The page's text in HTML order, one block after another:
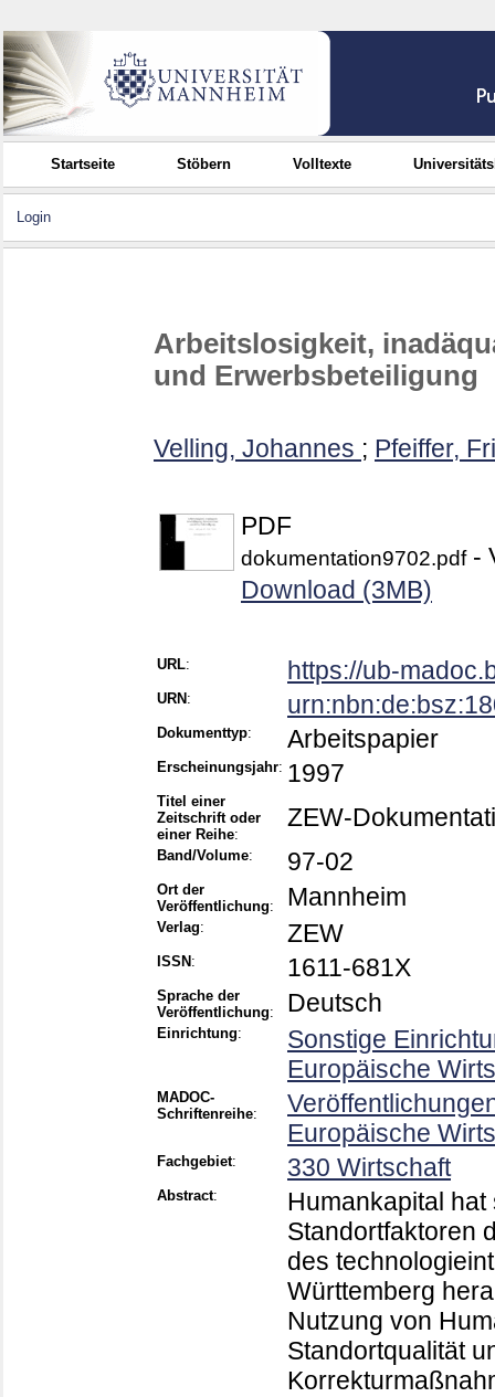
Startseite Stöbern Volltexte
Login
Arbeitslosigkeit,
und Erwerbsbeteiligung
Velling, Johannes ; Pfeiffer,
PDF
dokumentation9702.pdf-
Download (3MB)
URL: https://ub-
URN :
Dokumenttyp: Arbeitspapier
Erscheinungsjahr: 1997
Titel einer
Zeitschrift oder
einer Reihe:
ZEW-
Band/Volume: 97-02
Ort der
Veröffentlichung: Mannheim
Verlag: ZEW
ISSN : 1611-681X
Sprache der
Veröffentlichung: Deutsch
Einrichtung:
Sonstige
Europäische
MADOC-
Schriftenreihe:
Europäische
Fachgebiet: 330 Wirtschaft
Abstract:
Humankapital
Standortfaktoren
des
Württemberg
Nutzung von
Standortqualität